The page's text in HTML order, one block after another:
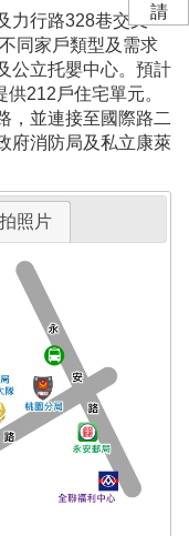
力行路328巷交叉
同家戶類型及需求
公立托嬰中心。預計
212戶住宅單元。
，並連接至國際路二
府消防局及私立康萊
照片
請